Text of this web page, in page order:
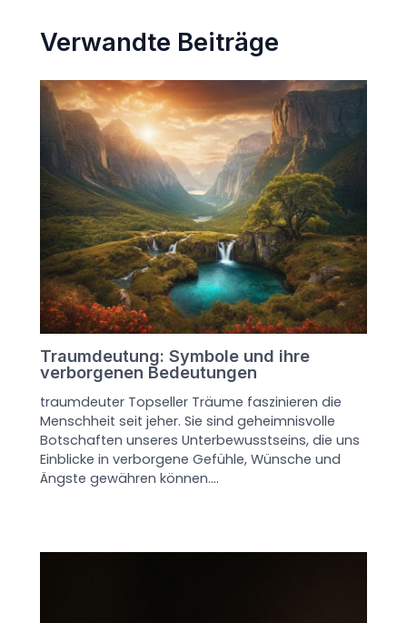
Verwandte Beiträge
Traumdeutung: Symbole und ihre
verborgenen Bedeutungen
traumdeuter Topseller Träume faszinieren die
Menschheit seit jeher. Sie sind geheimnisvolle
Botschaften unseres Unterbewusstseins, die uns
Einblicke in verborgene Gefühle, Wünsche und
Ängste gewähren können.…